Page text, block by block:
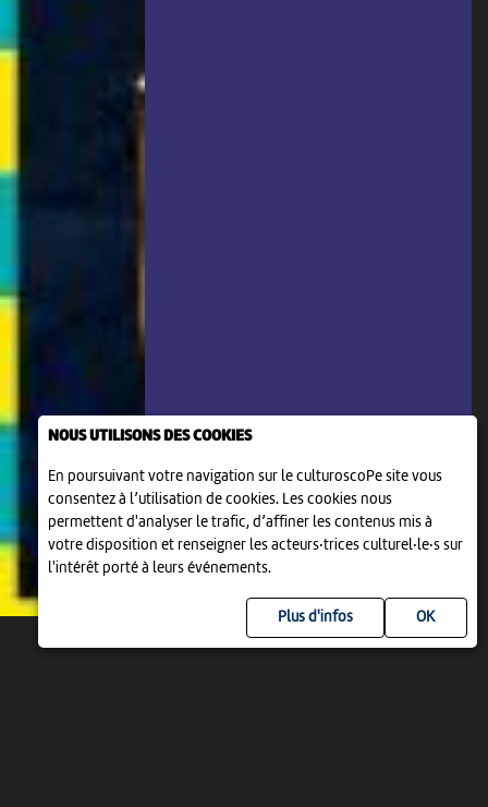
NOUS UTILISONS DES COOKIES
En poursuivant votre navigation sur le culturoscoPe site vous
consentez à l’utilisation de cookies. Les cookies nous
permettent d'analyser le trafic, d’affiner les contenus mis à
votre disposition et renseigner les acteurs·trices culturel·le·s sur
l'intérêt porté à leurs événements.
Plus d'infos